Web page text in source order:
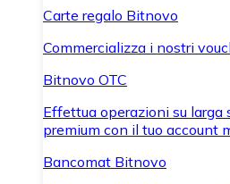
Carte regalo Bitnovo
Commercializza i nostri
Bitnovo OTC
Effettua operazioni su larga
premium con il tuo account
Bancomat Bitnovo